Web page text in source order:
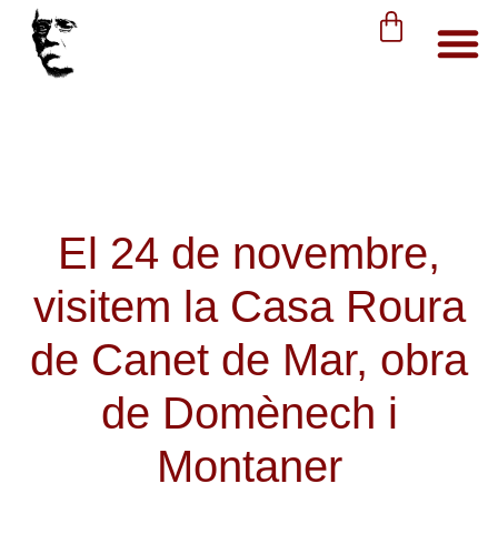
El 24 de novembre,
visitem la Casa Roura
de Canet de Mar, obra
de Domènech i
Montaner